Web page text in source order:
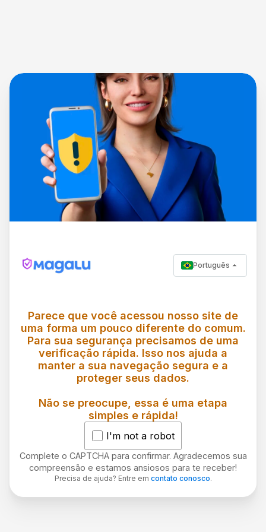
Português
Parece que você acessou nosso site de
uma forma um pouco diferente do comum.
Para sua segurança precisamos de uma
verificação rápida. Isso nos ajuda a
manter a sua navegação segura e a
proteger seus dados.
Não se preocupe, essa é uma etapa
simples e rápida!
I'm not a robot
Complete o CAPTCHA para confirmar. Agradecemos sua
compreensão e estamos ansiosos para te receber!
Precisa de ajuda? Entre em contato conosco.